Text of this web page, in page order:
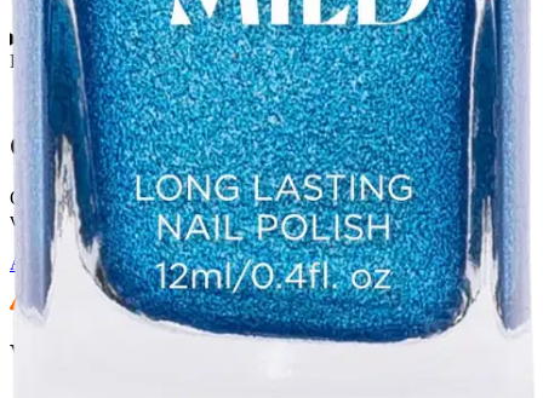
Käyttöturvallisuus
Oletko tyytyväinen tuotetietoihin?
Ovatko tuotetiedot riittävät? Jos tuotetiedoissa on puutteita tai niitä
voisi muuten parantaa, anna palautetta.
Anna palautetta,Avautuu uuteen välilehteen
Verkkokauppa